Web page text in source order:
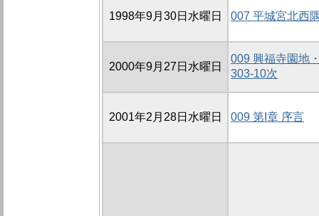
1998年9月30日水曜日 007 平城宮北西
2000年9月27日水曜日
009 興福寺園地
303-10次
2001年2月28日水曜日 009 第I章 序言